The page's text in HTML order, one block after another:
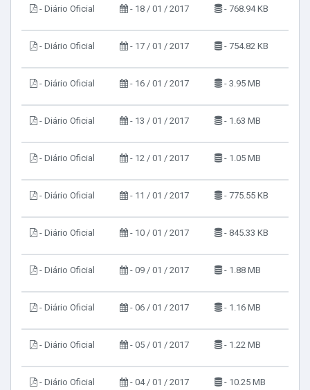
- Diário Oficial - 18 / 01 / 2017 - 768.94 KB
- Diário Oficial - 17 / 01 / 2017 - 754.82 KB
- Diário Oficial - 16 / 01 / 2017 - 3.95 MB
- Diário Oficial - 13 / 01 / 2017 - 1.63 MB
- Diário Oficial - 12 / 01 / 2017 - 1.05 MB
- Diário Oficial - 11 / 01 / 2017 - 775.55 KB
- Diário Oficial - 10 / 01 / 2017 - 845.33 KB
- Diário Oficial - 09 / 01 / 2017 - 1.88 MB
- Diário Oficial - 06 / 01 / 2017 - 1.16 MB
- Diário Oficial - 05 / 01 / 2017 - 1.22 MB
- Diário Oficial - 04 / 01 / 2017 - 10.25 MB